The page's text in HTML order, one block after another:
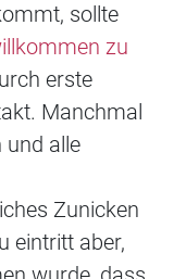
sollte
zu
erste
Manchmal
und alle
Zunicken
eintritt aber,